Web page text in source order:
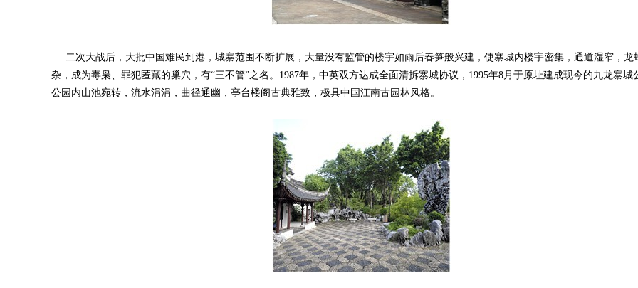
二次大战后，大批中国难民到港，城寨范围不断扩展，大量没有监管的楼宇如雨后春笋般兴建，使寨城内楼宇密集，通道湿窄，龙
杂，成为毒枭、罪犯匿藏的巢穴，有“三不管”之名。1987年，中英双方达成全面清拆寨城协议，1995年8月于原址建成现今的九龙寨城
公园内山池宛转，流水涓涓，曲径通幽，亭台楼阁古典雅致，极具中国江南古园林风格。